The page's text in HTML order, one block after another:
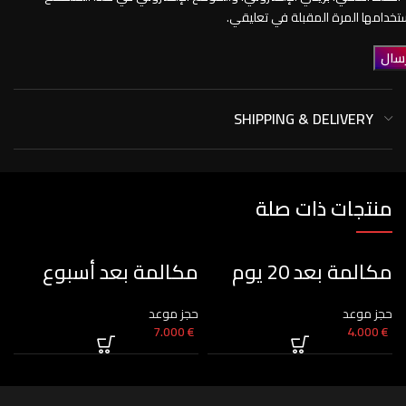
المرة المقبلة في تعليقي.
SHIPPING & DELIVERY
منتجات ذات صلة
مكالمة بعد 20 يوم
حجز موعد
4.000€
مكالمة بعد أسبوع
حجز موعد
7.000€